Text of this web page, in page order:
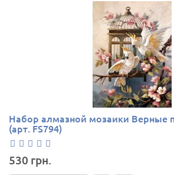
Набор алмазной мозаики Верные
(арт. FS794)
530 грн.